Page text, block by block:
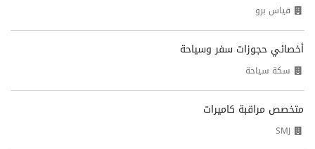
قياس برو
أخصائي حجوزات سفر وسياحة
سكة سياحة
متخصص مراقبة كاميرات
SMJ